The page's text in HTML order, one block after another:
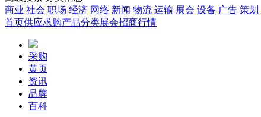
商业 社会 职场 经济 网络 新闻 物流 运输 展会 设备 广告 策划
首页供应求购产品分类展会招商行情
采购
黄页
资讯
品牌
百科